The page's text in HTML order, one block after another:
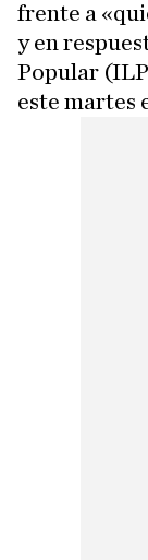
frente a
y en
Popular
este martes